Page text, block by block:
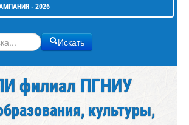
- 2026
Искать
филиал ПГНИУ
культуры,